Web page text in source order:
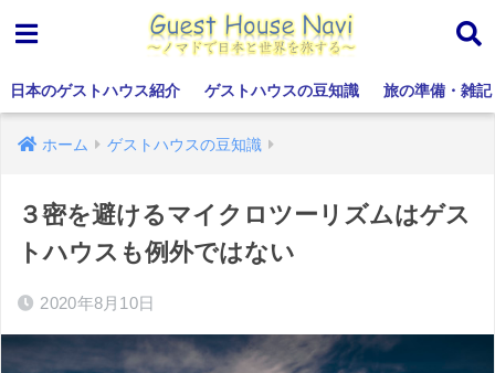
日本のゲストハウス紹介 ゲストハウスの豆知識 旅の準備・雑記
ホーム ゲストハウスの豆知識
３密を避けるマイクロツーリズムはゲス
トハウスも例外ではない
2020年8月10日